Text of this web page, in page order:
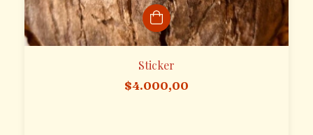
Sticker
$4.000,00